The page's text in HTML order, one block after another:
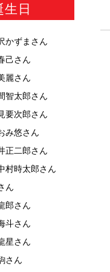
日
かずま さん
己さん
麗さん
智太郎さん
要次郎さん
み悠さん
正二郎さん
村時太郎さん
ん
郎さん
斗さん
星さん
さん